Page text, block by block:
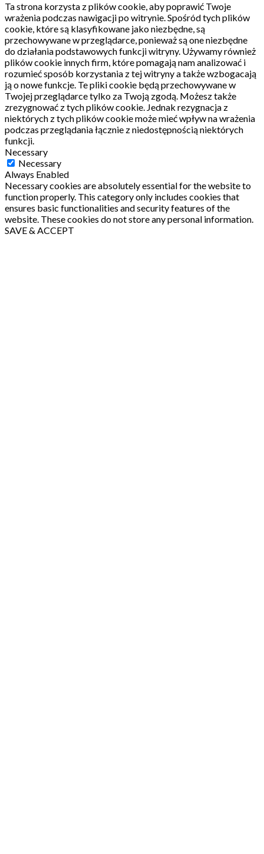
Ta strona korzysta z plików cookie, aby poprawić Twoje
wrażenia podczas nawigacji po witrynie.Spośród tych plików
cookie, które są klasyfikowane jako niezbędne, są
przechowywane w przeglądarce, ponieważ są one niezbędne
do działania podstawowych funkcji witryny. Używamy również
plików cookie innych firm, które pomagają nam analizować i
rozumieć sposób korzystania z tej witryny a także wzbogacają
ją o nowe funkcje. Te pliki cookie będą przechowywane w
Twojej przeglądarce tylko za Twoją zgodą. Możesz także
zrezygnować z tych plików cookie. Jednak rezygnacja z
niektórych z tych plików cookie może mieć wpływ na wrażenia
podczas przeglądania łącznie z niedostępnością niektórych
funkcji.
Necessary
Necessary
Always Enabled
Necessary cookies are absolutely essential for the website to
function properly. This category only includes cookies that
ensures basic functionalities and security features of the
website. These cookies do not store any personal information.
SAVE & ACCEPT